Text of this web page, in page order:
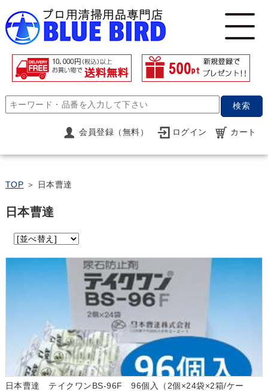
検索
会員登録（無料） ログイン カート
TOP ＞ 日本曹達
日本曹達
日本曹達 テイクワンBS-96F 96個入（2個×24袋×2箱/ケー